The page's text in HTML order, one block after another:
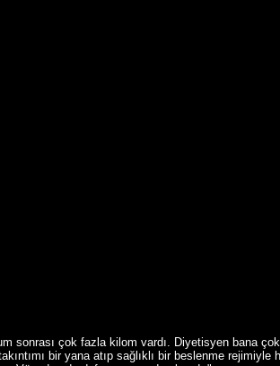
sonrası çok fazla kilom vardı. Diyetisyen bana
bir yana atıp sağlıklı bir beslenme